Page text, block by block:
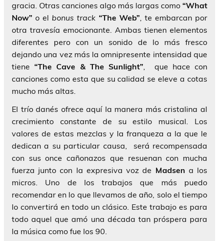
gracia. Otras canciones algo más largas como “What
Now” o el bonus track “The Web”, te embarcan por
otra travesía emocionante. Ambas tienen elementos
diferentes pero con un sonido de lo más fresco
dejando una vez más la omnipresente intensidad que
tiene“The Cave & The Sunlight”, que hace con
canciones como esta que su calidad se eleve a cotas
mucho más altas.
El trío danés ofrece aquí la manera más cristalina al
crecimiento constante de su estilo musical. Los
valores de estas mezclas y la franqueza a la que le
dedican a su particular causa, será recompensada
con sus once cañonazos que resuenan con mucha
fuerza junto con la expresiva voz de Madsen a los
micros. Uno de los trabajos que más puedo
recomendar en lo que llevamos de año, solo el tiempo
lo convertirá en todo un clásico. Este trabajo es para
todo aquel que amó una década tan próspera para
la música como fue los 90.